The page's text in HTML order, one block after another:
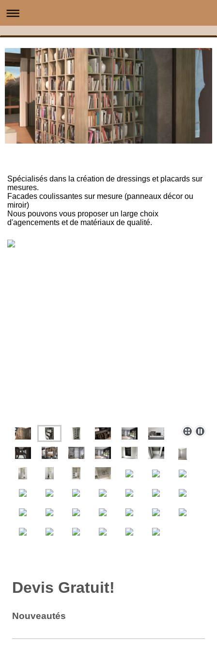
Spécialisés dans la création de dressings et placards sur
mesures.
Facades coulissantes sur mesure (panneaux décor ou
miroir)
Nous pouvons vous proposer un large choix
d'agencements et de matériaux de qualité.
Devis Gratuit!
Nouveautés